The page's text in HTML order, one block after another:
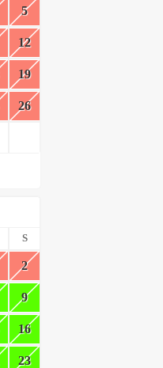
5
12
19
26
S
2
9
16
23